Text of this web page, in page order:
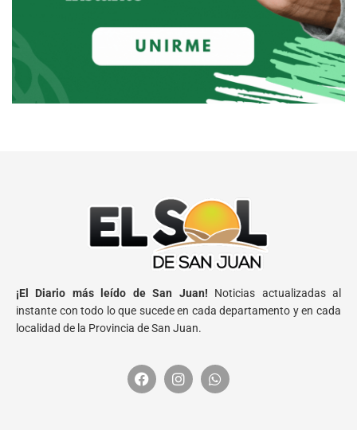
¡El Diario más leído de San Juan! Noticias actualizadas al
instante con todo lo que sucede en cada departamento y en cada
localidad de la Provincia de San Juan.